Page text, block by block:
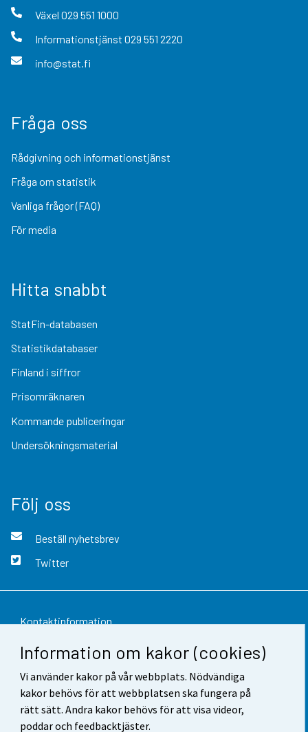
Information om kakor (cookies)
Vi använder kakor på vår webbplats. Nödvändiga
kakor behövs för att webbplatsen ska fungera på
rätt sätt. Andra kakor behövs för att visa videor,
poddar och feedbacktjäster.
Växel 029 551 1000
Informationstjänst 029 551 2220
info@stat.fi
Fråga oss
Rådgivning och informationstjänst
Fråga om statistik
Vanliga frågor (FAQ)
För media
Hitta snabbt
StatFin-databasen
Statistikdatabaser
Finland i siffror
Prisomräknaren
Kommande publiceringar
Undersökningsmaterial
Följ oss
Beställ nyhetsbrev
Twitter
Kontaktinformation
Respons
Användarvillkor
Dataskydd